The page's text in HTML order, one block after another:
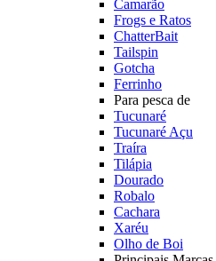
Camarão
Frogs e Ratos
ChatterBait
Tailspin
Gotcha
Ferrinho
Para pesca de
Tucunaré
Tucunaré Açu
Traíra
Tilápia
Dourado
Robalo
Cachara
Xaréu
Olho de Boi